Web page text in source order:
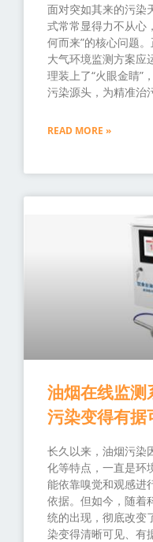
面对突如其来的污染
式常常显得力不从心
何而来”的核心问题
大气环境监测方案应
理装上了“火眼金睛”
污染源头，为精准治
READ MORE »
油烟在线监测
污染变得有据
长久以来，油烟污染
化等特点，一直是环
能依靠嗅觉和观感进
依据。但如今，随着
统的出现，彻底改变
染变得清晰可见、有